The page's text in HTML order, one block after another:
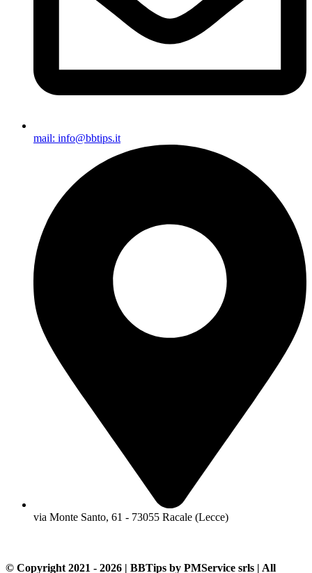
mail: info@bbtips.it
via Monte Santo, 61 - 73055 Racale (Lecce)
© Copyright 2021 - 2026 | BBTips by PMService srls | All